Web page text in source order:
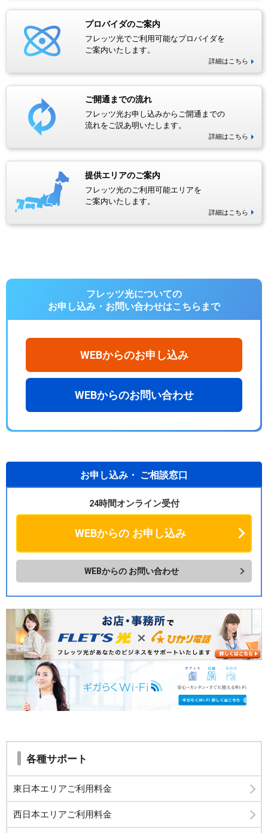
プロバイダのご案内
フレッツ光でご利用可能なプロバイダを
ご案内いたします。
詳細はこちら
ご開通までの流れ
フレッツ光お申し込みからご開通までの
流れをご説あ明いたします。
詳細はこちら
提供エリアのご案内
フレッツ光のご利用可能エリアを
ご案内いたします。
詳細はこちら
フレッツ光についての
お申し込み・お問い合わせはこちらまで
WEBからのお申し込み
WEBからのお問い合わせ
お申し込み・ ご相談窓口
24時間オンライン受付
WEBからのお申し込み
WEBからの お問い合わせ
各種サポート
東日本エリアご利用料金
西日本エリアご利用料金